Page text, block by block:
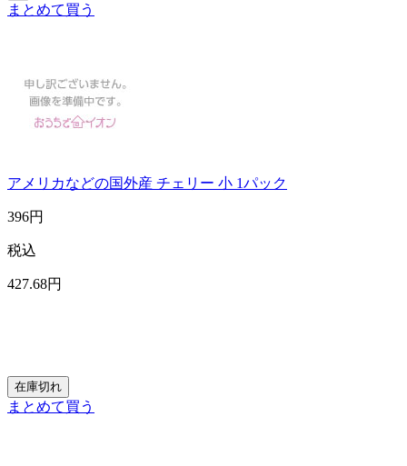
まとめて買う
アメリカなどの国外産 チェリー 小 1パック
396円
税込
427.68円
在庫切れ
まとめて買う